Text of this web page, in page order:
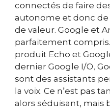
connectés de faire
autonome et donc
de valeur. Google et
parfaitement
produit Echo et
dernier Google I/O,
sont des assistants
la voix. Ce n’est pas
alors séduisant, mais